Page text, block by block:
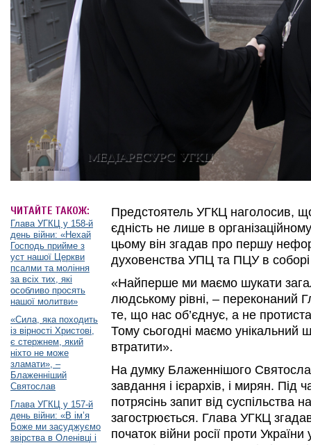
ЧИТАЙТЕ ТАКОЖ:
Глава УГКЦ у 158-й
день війни: «Нехай
Господь прийме з
уст нашої Церкви
псалми та моління
за всіх тих, які
особливо просять
нашої молитви»
«Сила, яка походить
із вірності Христові,
є стержнем, який
ніхто не може
зламати», –
Блаженніший
Святослав
Глава УГКЦ у 157-й
день війни: «В ім’я
Боже ми засуджуємо
звірства в Оленівці і
Предстоятель УГКЦ наголосив,
єдність не лише в
цьому він згадав про першу
духовенства УПЦ та ПЦУ в соборі
«Найперше ми маємо шукати
людському рівні, – переконаний
те, що нас об’єднує, а не
Тому сьогодні маємо унікальний
втратити».
На думку Блаженнішого
завдання і ієрархів, і мирян. Під
потрясінь запит від суспільства
загострюється. Глава УГКЦ
початок війни росії проти